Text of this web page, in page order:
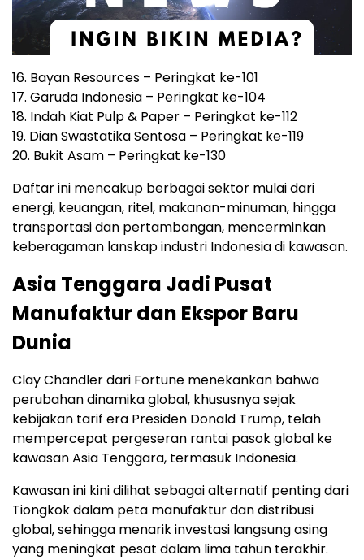
16. Bayan Resources – Peringkat ke-101
17. Garuda Indonesia – Peringkat ke-104
18. Indah Kiat Pulp & Paper – Peringkat ke-112
19. Dian Swastatika Sentosa – Peringkat ke-119
20. Bukit Asam – Peringkat ke-130
Daftar ini mencakup berbagai sektor mulai dari
energi, keuangan, ritel, makanan-minuman, hingga
transportasi dan pertambangan, mencerminkan
keberagaman lanskap industri Indonesia di kawasan.
Asia Tenggara Jadi Pusat
Manufaktur dan Ekspor Baru
Dunia
Clay Chandler dari Fortune menekankan bahwa
perubahan dinamika global, khususnya sejak
kebijakan tarif era Presiden Donald Trump, telah
mempercepat pergeseran rantai pasok global ke
kawasan Asia Tenggara, termasuk Indonesia.
Kawasan ini kini dilihat sebagai alternatif penting dari
Tiongkok dalam peta manufaktur dan distribusi
global, sehingga menarik investasi langsung asing
yang meningkat pesat dalam lima tahun terakhir.